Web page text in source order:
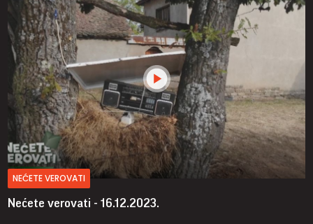
NEĆETE VEROVATI
Nećete verovati - 16.12.2023.